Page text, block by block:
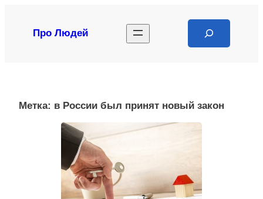
содержимому
Про Людей
Метка: в России был принят новый закон